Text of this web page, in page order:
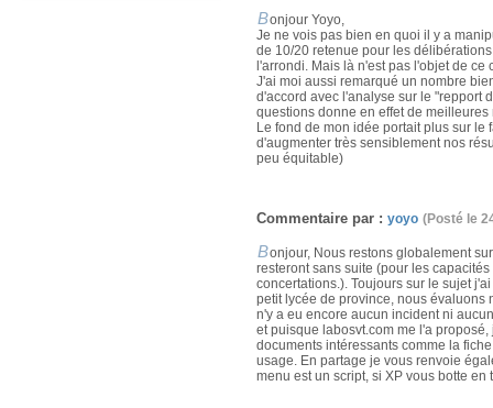
Bonjour Yoyo,
Je ne vois pas bien en quoi il y a
de 10/20 retenue pour les
l'arrondi. Mais là n'est pas l'objet de ce
J'ai moi aussi remarqué un nombre
d'accord avec l'analyse sur le "repport
questions donne en effet de
Le fond de mon idée portait plus sur
d'augmenter très sensiblement nos
peu équitable)
Commentaire par : yoyo (Posté le
Bonjour, Nous restons globalement
resteront sans suite (pour les
concertations.). Toujours sur le sujet
petit lycée de province, nous évaluons
n'y a eu encore aucun incident ni
et puisque labosvt.com me l'a
documents intéressants comme la
usage. En partage je vous renvoie
menu est un script, si XP vous botte